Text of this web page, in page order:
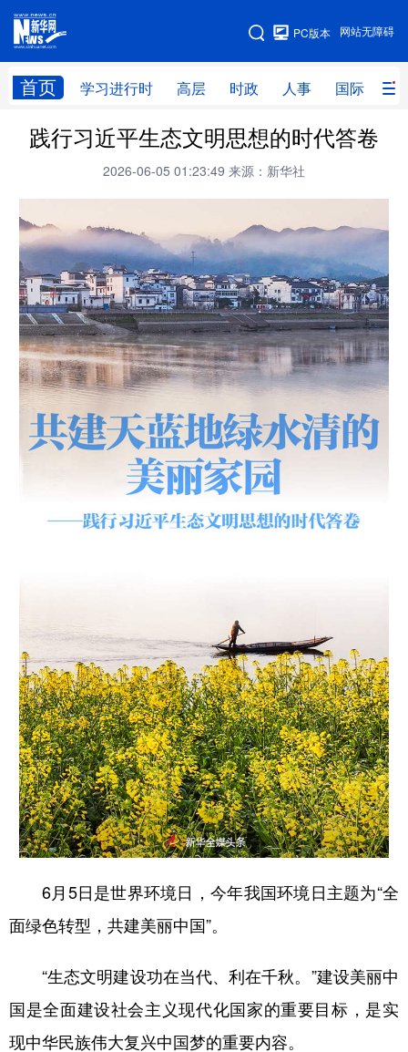
网站无障碍
PC版本
首页 学习进行时 高层 时政 人事 国际 财
网站地图
学习进行时 高层 时政 人事
财经 网评
科技 科创 量子
文化 书画 健康 军事
访谈 视频 图片 政务
法律 中央文件 金融 汽车
食品
学术中国 乡村振兴 银龄 溯源中国
旅游 能源
彩票 娱乐 时尚 悦读
地方频道
北京 天津 河北 山西
辽宁 吉林 上海 江苏
浙江 安徽 福建 江西
山东 河南 湖北 湖南
广东 广西 海南 重庆
四川 贵州 云南 西藏
陕西 甘肃
新疆 内蒙古 黑龙江
多语种频道
践行习近平生态文明思想的时代答卷
2026-06-05 01:23:49 来源：新华社
6月5日是世界环境日，今年我国环境日主题为“全
面绿色转型，共建美丽中国”。
“生态文明建设功在当代、利在千秋。”建设美丽中
国是全面建设社会主义现代化国家的重要目标，是实
现中华民族伟大复兴中国梦的重要内容。